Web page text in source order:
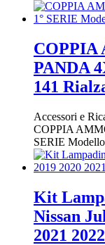
COPPIA
PANDA
141
Accessori e
COPPIA
SERIE
Kit
Nissan
2021